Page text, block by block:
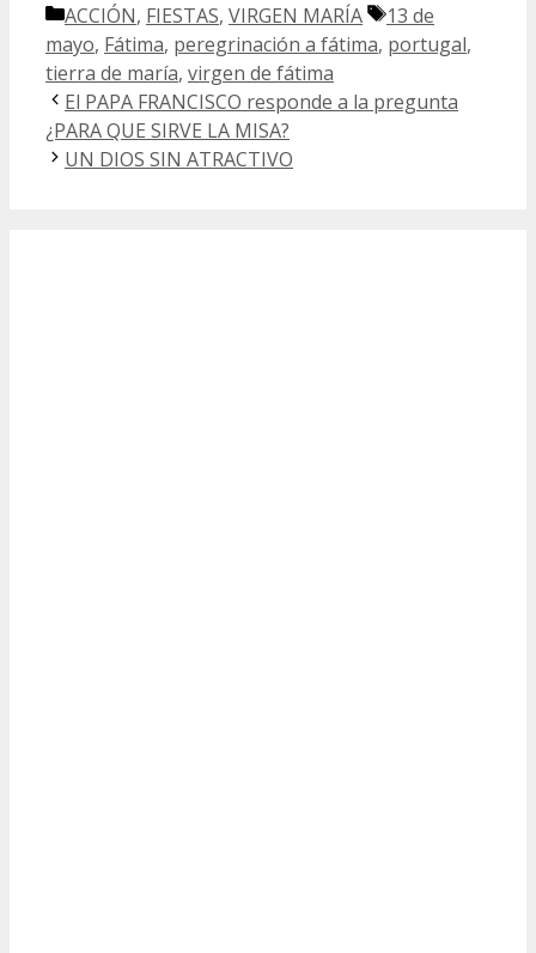
Categorías
ACCIÓN, FIESTAS, VIRGEN MARÍA Etiquetas
13 de
mayo, Fátima, peregrinación a fátima, portugal,
tierra de maría, virgen de fátima
El PAPA FRANCISCO responde a la pregunta
¿PARA QUE SIRVE LA MISA?
UN DIOS SIN ATRACTIVO